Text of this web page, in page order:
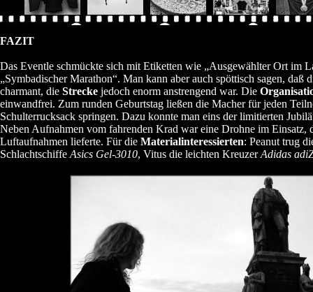
FAZIT
Das Eventle schmückte sich mit Etiketten wie „Ausgewählter Ort im
„Symbadischer Marathon“. Man kann aber auch spöttisch sagen, daß
charmant, die Strecke jedoch enorm anstrengend war. Die
einwandfrei. Zum runden Geburtstag ließen die Macher für jeden
Schulterrucksack springen. Dazu konnte man eins der limitierten
Neben Aufnahmen vom fahrenden Krad war eine Drohne im Einsatz,
Luftaufnahmen lieferte. Für die Materialinteressierten: Peanut trug
Schlachtschiffe Asics Gel-3010, Vitus die leichten KreuzerAdidas